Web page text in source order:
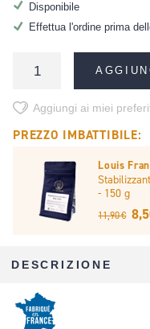
Disponibile
Effettua l'ordine prima
Aggiungi ai miei
PREZZO IMBATTIBILE:
Louis
- 150 g
11,90 €
DESCRIZIONE